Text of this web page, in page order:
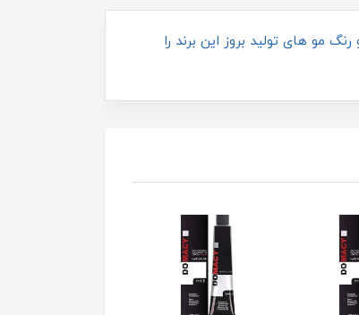
رنگ مو های تولید بروز این برند را